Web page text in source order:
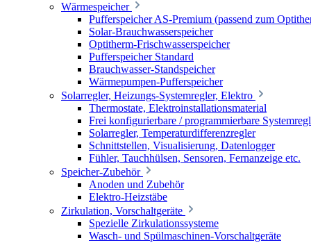
Wärmespeicher
Pufferspeicher AS-Premium (passend zum
Solar-Brauchwasserspeicher
Optitherm-Frischwasserspeicher
Pufferspeicher Standard
Brauchwasser-Standspeicher
Wärmepumpen-Pufferspeicher
Solarregler, Heizungs-Systemregler, Elektro
Thermostate, Elektroinstallationsmaterial
Frei konfigurierbare / programmierbare
Solarregler, Temperaturdifferenzregler
Schnittstellen, Visualisierung, Datenlogger
Fühler, Tauchhülsen, Sensoren, Fernanzeige etc.
Speicher-Zubehör
Anoden und Zubehör
Elektro-Heizstäbe
Zirkulation, Vorschaltgeräte
Spezielle Zirkulationssysteme
Wasch- und Spülmaschinen-Vorschaltgeräte